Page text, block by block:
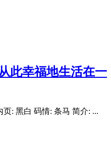
此幸福地生活在一
: 黑白 码情: 条马 简介: ...